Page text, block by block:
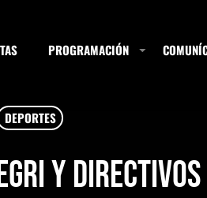
PROGRAMACIÓN
DEPORTES
y